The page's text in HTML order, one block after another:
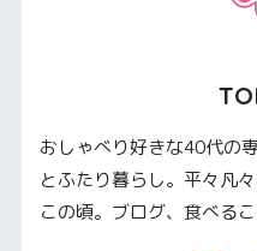
おしゃべり好きな40代の
とふたり暮らし。平々凡
この頃。ブログ、食べる